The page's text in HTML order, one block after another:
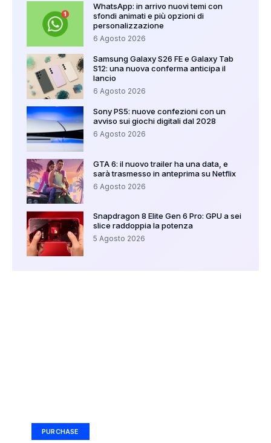
WhatsApp: in arrivo nuovi temi con
sfondi animati e più opzioni di
personalizzazione
6 Agosto 2026
Samsung Galaxy S26 FE e Galaxy Tab
S12: una nuova conferma anticipa il
lancio
6 Agosto 2026
Sony PS5: nuove confezioni con un
avviso sui giochi digitali dal 2028
6 Agosto 2026
GTA 6: il nuovo trailer ha una data, e
sarà trasmesso in anteprima su Netflix
6 Agosto 2026
Snapdragon 8 Elite Gen 6 Pro: GPU a sei
slice raddoppia la potenza
5 Agosto 2026
PURCHASE